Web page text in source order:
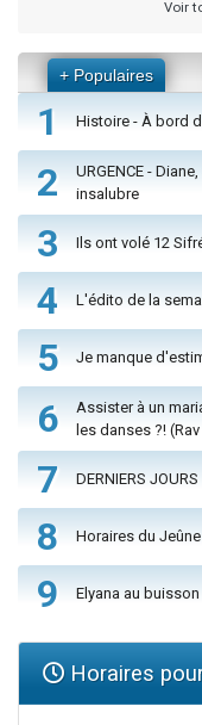
Voir
+ Populaires
1 Histoire - À bord
2
URGENCE -
insalubre
3 Ils ont volé 12
4 L'édito de la
5 Je manque
6
Assister à un
les danses ?!
7 DERNIERS
8 Horaires du
9 Elyana au
Horaires